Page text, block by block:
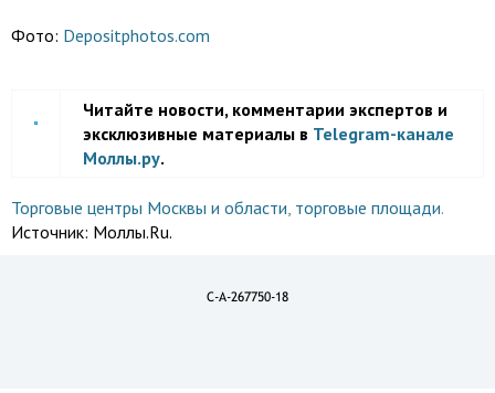
Фото: Depositphotos.com
Читайте новости, комментарии экспертов и
эксклюзивные материалы в Telegram-канале
Моллы.ру.
Торговые центры Москвы и области, торговые площади.
Источник: Моллы.Ru.
C-A-267750-18